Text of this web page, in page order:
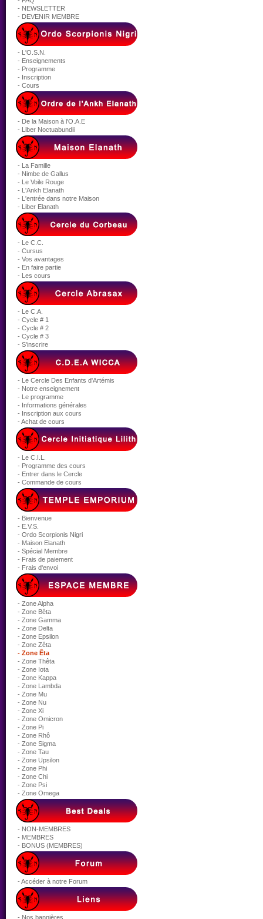
- NEWSLETTER
- DEVENIR MEMBRE
- L'O.S.N.
- Enseignements
- Programme
- Inscription
- Cours
- De la Maison à l'O.A.E
- Liber Noctuabundii
- La Famille
- Nimbe de Gallus
- Le Voile Rouge
- L'Ankh Elanath
- L'entrée dans notre Maison
- Liber Elanath
- Le C.C.
- Cursus
- Vos avantages
- En faire partie
- Les cours
- Le C.A.
- Cycle # 1
- Cycle # 2
- Cycle # 3
- S'inscrire
- Le Cercle Des Enfants d'Artémis
- Notre enseignement
- Le programme
- Informations générales
- Inscription aux cours
- Achat de cours
- Le C.I.L.
- Programme des cours
- Entrer dans le Cercle
- Commande de cours
- Bienvenue
- E.V.S.
- Ordo Scorpionis Nigri
- Maison Elanath
- Spécial Membre
- Frais de paiement
- Frais d'envoi
- Zone Alpha
- Zone Bêta
- Zone Gamma
- Zone Delta
- Zone Epsilon
- Zone Zêta
- Zone Êta
- Zone Thêta
- Zone Iota
- Zone Kappa
- Zone Lambda
- Zone Mu
- Zone Nu
- Zone Xi
- Zone Omicron
- Zone Pi
- Zone Rhô
- Zone Sigma
- Zone Tau
- Zone Upsilon
- Zone Phi
- Zone Chi
- Zone Psi
- Zone Omega
- NON-MEMBRES
- MEMBRES
- BONUS (MEMBRES)
- Accéder à notre Forum
- Nos bannières